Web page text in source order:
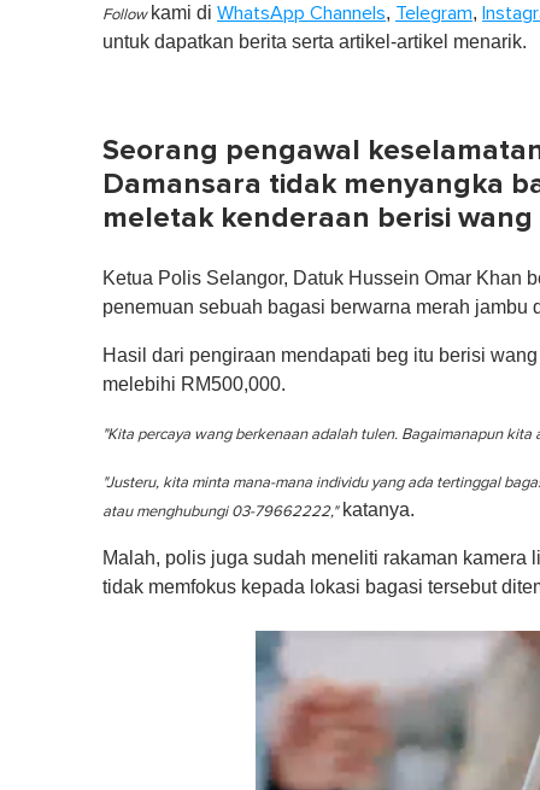
Follow kami di WhatsApp Channels, Telegram,
untuk dapatkan berita serta artikel-artikel menarik.
Seorang pengawal
Damansara tidak menyangka
meletak kenderaan berisi
Ketua Polis Selangor, Datuk Hussein Omar Khan
penemuan sebuah bagasi berwarna merah
Hasil dari pengiraan mendapati beg itu berisi
melebihi RM500,000.
"Kita percaya wang berkenaan adalah tulen. Bagaimanapun
"Justeru, kita minta mana-mana individu yang ada tertinggal
atau menghubungi 03-79662222,"katanya.
Malah, polis juga sudah meneliti rakaman
tidak memfokus kepada lokasi bagasi tersebut